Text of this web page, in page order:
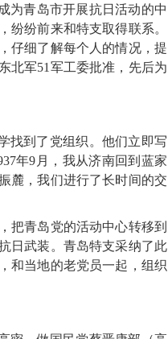
为青岛市开展抗日活动的中
纷纷前来和特支取得联系。
仔细了解每个人的情况，提
北军51 军工委批准，先后为
找到了党组织。他们立即写
年9 月，我从济南回到蓝家
麓，我们进行了长时间的交
把青岛党的活动中心转移到
日武装。青岛特支采纳了此
和当地的老党员一起，组织